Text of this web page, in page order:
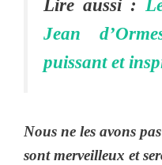
Lire aussi :
Jean
puissant et
Nous ne les avons
sont merveilleux et